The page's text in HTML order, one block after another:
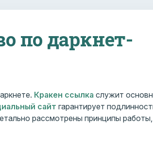
по даркнет-
Кракен ссылка служит
сайт гарантирует
рассмотрены принципы работы,